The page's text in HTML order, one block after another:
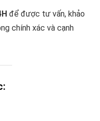
để được tư vấn, khảo
chính xác và cạnh